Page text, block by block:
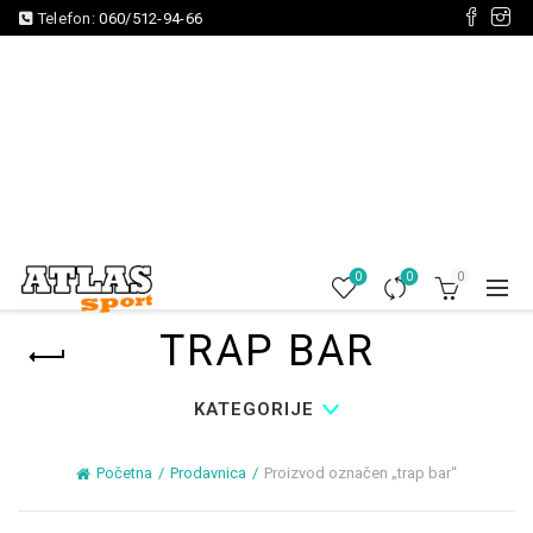
Telefon:060/512-94-66
0 0 0
TRAP BAR
KATEGORIJE
Početna Prodavnica Proizvod označen „trap bar“